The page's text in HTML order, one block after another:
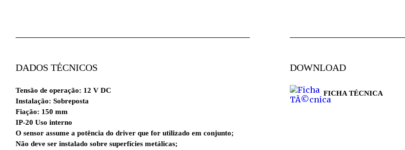
DADOS TÉCNICOS
Tensão de operação: 12 V DC
Instalação: Sobreposta
Fiação: 150 mm
IP-20 Uso interno
O sensor assume a potência do driver que for utilizado em conjunto;
Não deve ser instalado sobre superfícies metálicas;
DOWNLOAD
FICHA TÉCNICA